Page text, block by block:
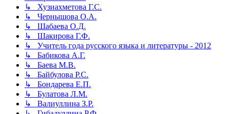
↳ Хузиахметова Г.С.
↳ Чернышова О.А.
↳ Шабаева О.Д.
↳ Шакирова Г.Ф.
↳ Учитель года русского языка и литературы - 2012
↳ Бабикова А.Г.
↳ Баева М.В.
↳ Байбулова Р.С.
↳ Бондарева Е.П.
↳ Булатова Л.М.
↳ Валиуллина З.Р.